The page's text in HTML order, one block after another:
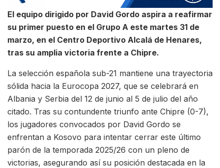
El equipo dirigido por David Gordo aspira a reafirmar
su primer puesto en el Grupo A este martes 31 de
marzo, en el Centro Deportivo Alcalá de Henares,
tras su amplia victoria frente a Chipre.
La selección española sub-21 mantiene una trayectoria
sólida hacia la Eurocopa 2027, que se celebrará en
Albania y Serbia del 12 de junio al 5 de julio del año
citado. Tras su contundente triunfo ante Chipre (0-7),
los jugadores convocados por David Gordo se
enfrentan a Kosovo para intentar cerrar este último
parón de la temporada 2025/26 con un pleno de
victorias, asegurando así su posición destacada en la